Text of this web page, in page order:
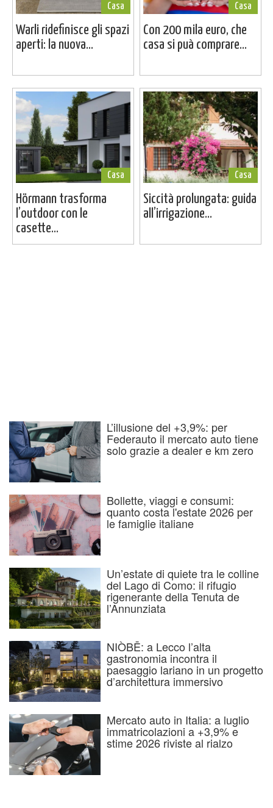
Casa
Warli ridefinisce gli spazi
aperti: la nuova...
Casa
Con 200 mila euro, che
casa si puà comprare...
Casa
Hörmann trasforma
l’outdoor con le
casette...
Casa
Siccità prolungata: guida
all’irrigazione...
L’illusione del +3,9%: per
Federauto il mercato auto tiene
solo grazie a dealer e km zero
Bollette, viaggi e consumi:
quanto costa l'estate 2026 per
le famiglie italiane
Un’estate di quiete tra le colline
del Lago di Como: il rifugio
rigenerante della Tenuta de
l’Annunziata
NIÒBĒ: a Lecco l’alta
gastronomia incontra il
paesaggio lariano in un progetto
d’architettura immersivo
Mercato auto in Italia: a luglio
immatricolazioni a +3,9% e
stime 2026 riviste al rialzo